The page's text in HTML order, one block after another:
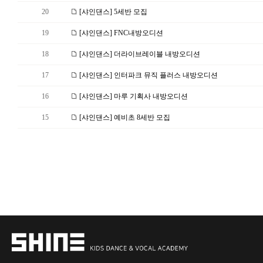
20 [샤인댄스] 5세반 모집
19 [샤인댄스] FNC내방오디션
18 [샤인댄스] 더라이브레이블 내방오디션
17 [샤인댄스] 인터파크 뮤직 플러스 내방오디션
16 [샤인댄스] 마루 기획사 내방오디션
15 [샤인댄스] 예비초 8세반 모집